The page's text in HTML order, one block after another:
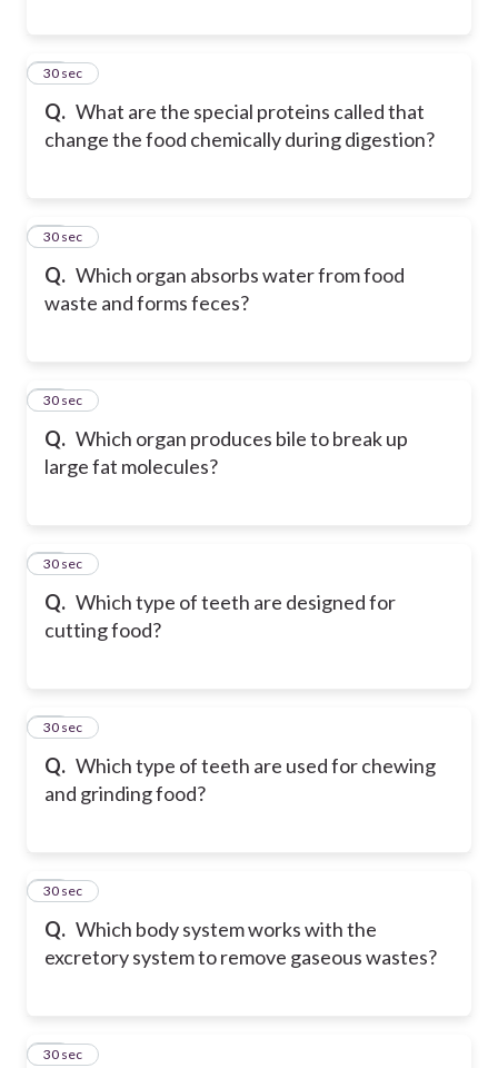
Q. What are the special proteins called that
change the food chemically during digestion?
17
30 sec
Q. Which organ absorbs water from food
waste and forms feces?
18
30 sec
Q. Which organ produces bile to break up
large fat molecules?
19
30 sec
Q. Which type of teeth are designed for
cutting food?
20
30 sec
Q. Which type of teeth are used for chewing
and grinding food?
21
30 sec
Q. Which body system works with the
excretory system to remove gaseous wastes?
22
30 sec
23
30 sec